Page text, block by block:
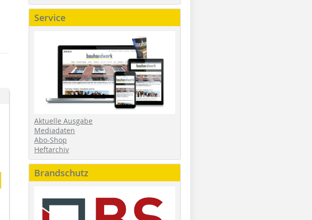
Service
Aktuelle Ausgabe
Mediadaten
Abo-Shop
Heftarchiv
Brandschutz